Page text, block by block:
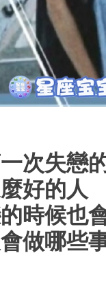
次失戀
好的人
時候也
做哪些